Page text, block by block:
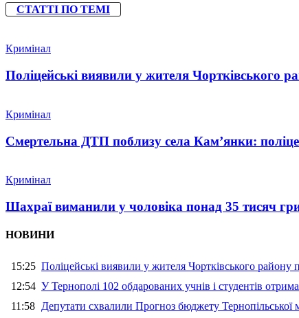
СТАТТІ ПО ТЕМІ
Кримінал
Поліцейські виявили у жителя Чортківського
Кримінал
Смертельна ДТП поблизу села Кам’янки:
Кримінал
Шахраї виманили у чоловіка понад 35 тисяч
НОВИНИ
15:25 Поліцейські виявили у жителя Чортківського району
12:54 У Тернополі 102 обдарованих учнів і студентів
11:58 Депутати схвалили Прогноз бюджету Тернопільської